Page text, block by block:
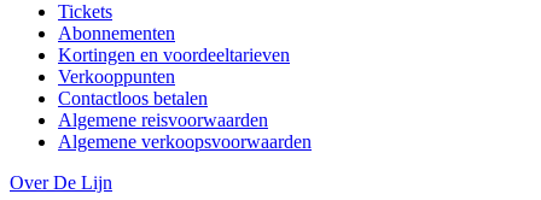
Tickets
Abonnementen
Kortingen en voordeeltarieven
Verkooppunten
Contactloos betalen
Algemene reisvoorwaarden
Algemene verkoopsvoorwaarden
Over De Lijn